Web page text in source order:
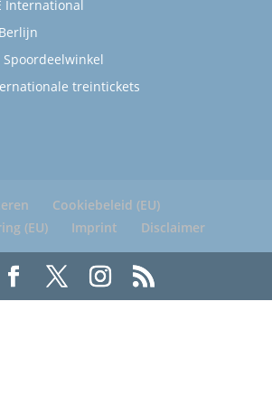
International
Spoordeelwinkel
treintickets
Cookiebeleid (EU)
(EU)
Imprint Disclaimer